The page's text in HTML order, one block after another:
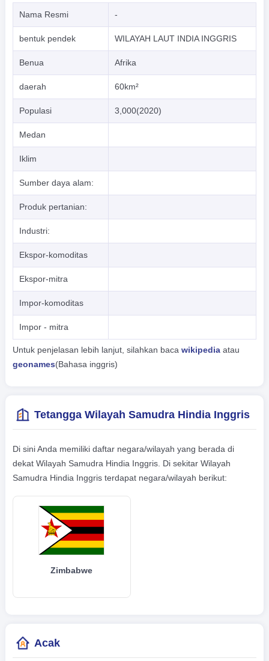
Nama Resmi -
bentuk pendek WILAYAH LAUT INDIA INGGRIS
Benua Afrika
daerah 60km²
Populasi 3,000(2020)
Medan
Iklim
Sumber daya alam:
Produk pertanian:
Industri:
Ekspor-komoditas
Ekspor-mitra
Impor-komoditas
Impor - mitra
Untuk penjelasan lebih lanjut, silahkan baca wikipediaatau
geonames(Bahasa inggris)
Tetangga Wilayah Samudra Hindia Inggris
Di sini Anda memiliki daftar negara/wilayah yang berada di
dekat Wilayah Samudra Hindia Inggris. Di sekitar Wilayah
Samudra Hindia Inggris terdapat negara/wilayah berikut:
Zimbabwe
Acak